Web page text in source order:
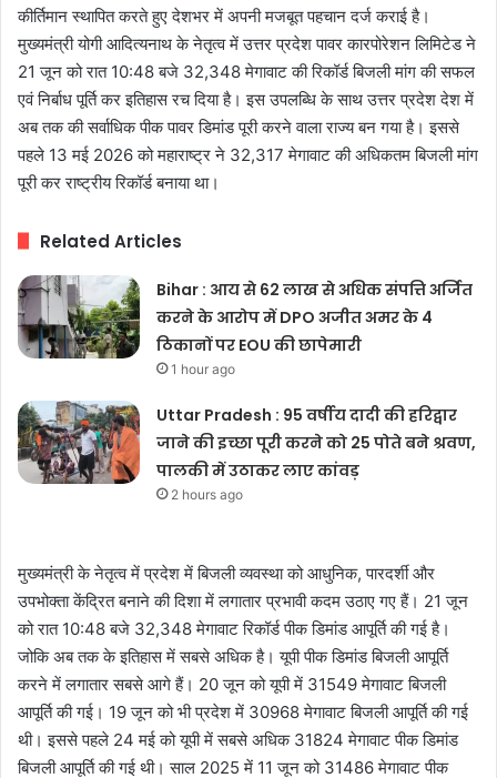
कीर्तिमान स्थापित करते हुए देशभर में अपनी मजबूत पहचान दर्ज कराई है।
मुख्यमंत्री योगी आदित्यनाथ के नेतृत्व में उत्तर प्रदेश पावर कारपोरेशन लिमिटेड ने
21 जून को रात 10:48 बजे 32,348 मेगावाट की रिकॉर्ड बिजली मांग की सफल
एवं निर्बाध पूर्ति कर इतिहास रच दिया है। इस उपलब्धि के साथ उत्तर प्रदेश देश में
अब तक की सर्वाधिक पीक पावर डिमांड पूरी करने वाला राज्य बन गया है। इससे
पहले 13 मई 2026 को महाराष्ट्र ने 32,317 मेगावाट की अधिकतम बिजली मांग
पूरी कर राष्ट्रीय रिकॉर्ड बनाया था।
Related Articles
Bihar : आय से 62 लाख से अधिक संपत्ति अर्जित
करने के आरोप में DPO अजीत अमर के 4
ठिकानों पर EOU की छापेमारी
1 hour ago
Uttar Pradesh : 95 वर्षीय दादी की हरिद्वार
जाने की इच्छा पूरी करने को 25 पोते बने श्रवण,
पालकी में उठाकर लाए कांवड़
2 hours ago
मुख्यमंत्री के नेतृत्व में प्रदेश में बिजली व्यवस्था को आधुनिक, पारदर्शी और
उपभोक्ता केंद्रित बनाने की दिशा में लगातार प्रभावी कदम उठाए गए हैं। 21 जून
को रात 10:48 बजे 32,348 मेगावाट रिकॉर्ड पीक डिमांड आपूर्ति की गई है।
जोकि अब तक के इतिहास में सबसे अधिक है। यूपी पीक डिमांड बिजली आपूर्ति
करने में लगातार सबसे आगे हैं। 20 जून को यूपी में 31549 मेगावाट बिजली
आपूर्ति की गई। 19 जून को भी प्रदेश में 30968 मेगावाट बिजली आपूर्ति की गई
थी। इससे पहले 24 मई को यूपी में सबसे अधिक 31824 मेगावाट पीक डिमांड
बिजली आपूर्ति की गई थी। साल 2025 में 11 जून को 31486 मेगावाट पीक